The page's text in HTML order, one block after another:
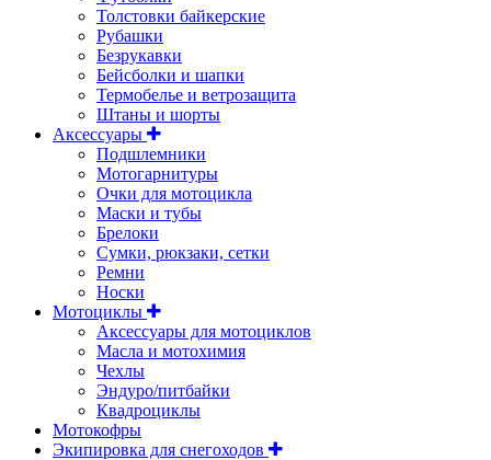
Толстовки байкерские
Рубашки
Безрукавки
Бейсболки и шапки
Термобелье и ветрозащита
Штаны и шорты
Аксессуары
Подшлемники
Мотогарнитуры
Очки для мотоцикла
Маски и тубы
Брелоки
Сумки, рюкзаки, сетки
Ремни
Носки
Мотоциклы
Аксессуары для мотоциклов
Масла и мотохимия
Чехлы
Эндуро/питбайки
Квадроциклы
Мотокофры
Экипировка для снегоходов